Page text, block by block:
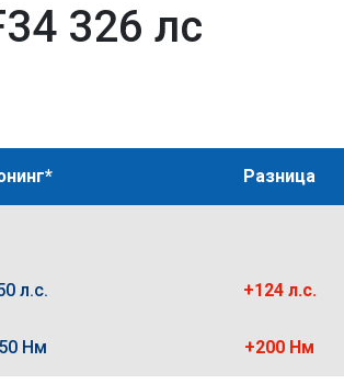
326 лс
Разница
л.с. +124 л.с.
Нм +200 Нм